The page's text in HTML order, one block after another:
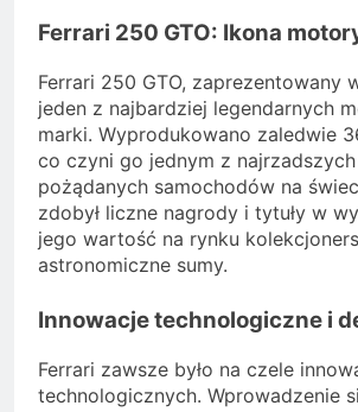
Ferrari 250 GTO: Ikona
Ferrari 250 GTO, zaprezentowany
jeden z najbardziej legendarnych
marki. Wyprodukowano zaledwie
co czyni go jednym z
pożądanych samochodów na
zdobył liczne nagrody i tytuły w
jego wartość na rynku
astronomiczne sumy.
Innowacje technologiczne i
Ferrari zawsze było na czele
technologicznych. Wprowadzenie